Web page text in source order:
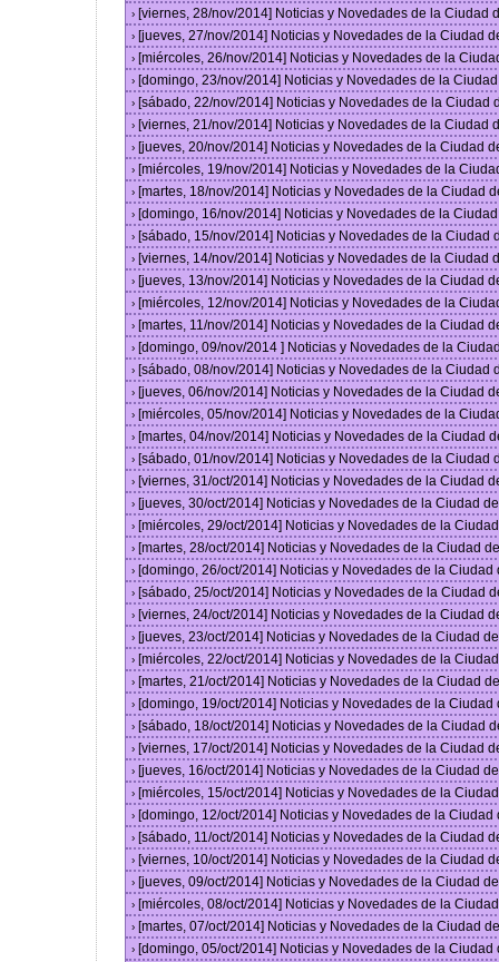
› [viernes, 28/nov/2014] Noticias y Novedades de la Ciudad
› [jueves, 27/nov/2014] Noticias y Novedades de la Ciudad
› [miércoles, 26/nov/2014] Noticias y Novedades de la
› [domingo, 23/nov/2014] Noticias y Novedades de la
› [sábado, 22/nov/2014] Noticias y Novedades de la Ciudad
› [viernes, 21/nov/2014] Noticias y Novedades de la Ciudad
› [jueves, 20/nov/2014] Noticias y Novedades de la Ciudad
› [miércoles, 19/nov/2014] Noticias y Novedades de la
› [martes, 18/nov/2014] Noticias y Novedades de la Ciudad
› [domingo, 16/nov/2014] Noticias y Novedades de la
› [sábado, 15/nov/2014] Noticias y Novedades de la Ciudad
› [viernes, 14/nov/2014] Noticias y Novedades de la Ciudad
› [jueves, 13/nov/2014] Noticias y Novedades de la Ciudad
› [miércoles, 12/nov/2014] Noticias y Novedades de la
› [martes, 11/nov/2014] Noticias y Novedades de la Ciudad
› [domingo, 09/nov/2014 ] Noticias y Novedades de la
› [sábado, 08/nov/2014] Noticias y Novedades de la Ciudad
› [jueves, 06/nov/2014] Noticias y Novedades de la Ciudad
› [miércoles, 05/nov/2014] Noticias y Novedades de la
› [martes, 04/nov/2014] Noticias y Novedades de la Ciudad
› [sábado, 01/nov/2014] Noticias y Novedades de la Ciudad
› [viernes, 31/oct/2014] Noticias y Novedades de la Ciudad
› [jueves, 30/oct/2014] Noticias y Novedades de la Ciudad
› [miércoles, 29/oct/2014] Noticias y Novedades de la
› [martes, 28/oct/2014] Noticias y Novedades de la Ciudad
› [domingo, 26/oct/2014] Noticias y Novedades de la
› [sábado, 25/oct/2014] Noticias y Novedades de la Ciudad
› [viernes, 24/oct/2014] Noticias y Novedades de la Ciudad
› [jueves, 23/oct/2014] Noticias y Novedades de la Ciudad
› [miércoles, 22/oct/2014] Noticias y Novedades de la
› [martes, 21/oct/2014] Noticias y Novedades de la Ciudad
› [domingo, 19/oct/2014] Noticias y Novedades de la
› [sábado, 18/oct/2014] Noticias y Novedades de la Ciudad
› [viernes, 17/oct/2014] Noticias y Novedades de la Ciudad
› [jueves, 16/oct/2014] Noticias y Novedades de la Ciudad
› [miércoles, 15/oct/2014] Noticias y Novedades de la
› [domingo, 12/oct/2014] Noticias y Novedades de la
› [sábado, 11/oct/2014] Noticias y Novedades de la Ciudad
› [viernes, 10/oct/2014] Noticias y Novedades de la Ciudad
› [jueves, 09/oct/2014] Noticias y Novedades de la Ciudad
› [miércoles, 08/oct/2014] Noticias y Novedades de la
› [martes, 07/oct/2014] Noticias y Novedades de la Ciudad
› [domingo, 05/oct/2014] Noticias y Novedades de la